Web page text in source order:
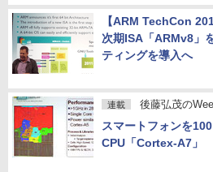
【ARM TechCon
次期ISA「ARMv8」
ティングを導入へ
連載 後藤弘茂の
スマートフォンを
CPU「Cortex-A7」